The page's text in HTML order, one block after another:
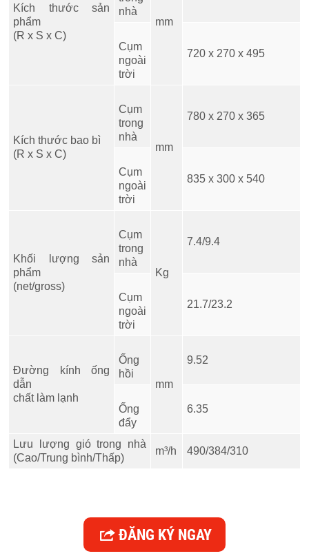
Kích thước sản
phẩm
(R x S x C)
nhà
mm
Cụm
ngoài
trời
720 x 270 x 495
Kích thước bao bì
(R x S x C)
Cụm
trong
nhà
mm
780 x 270 x 365
Cụm
ngoài
trời
835 x 300 x 540
Khối lượng sản
phẩm
(net/gross)
Cụm
trong
nhà
Kg
7.4/9.4
Cụm
ngoài
trời
21.7/23.2
Đường kính ống
dẫn
chất làm lạnh
Ống
hồi
mm
9.52
Ống
đẩy
6.35
Lưu lượng gió trong nhà
(Cao/Trung bình/Thấp)
m³/h 490/384/310
ĐĂNG KÝ NGAY